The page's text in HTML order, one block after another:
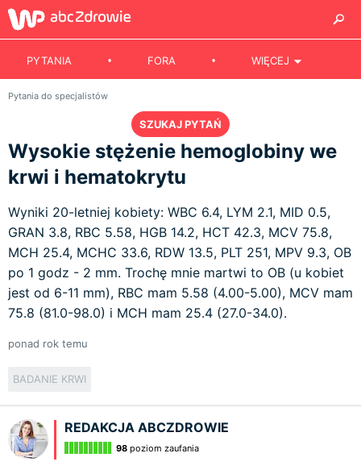
PYTANIA FORA WIĘCEJ
Pytania do specjalistów
SZUKAJ PYTAŃ
Wysokie stężenie hemoglobiny we
krwi i hematokrytu
Wyniki 20-letniej kobiety: WBC 6.4, LYM 2.1, MID 0.5,
GRAN 3.8, RBC 5.58, HGB 14.2, HCT 42.3, MCV 75.8,
MCH 25.4, MCHC 33.6, RDW 13.5, PLT 251, MPV 9.3, OB
po 1 godz - 2 mm. Trochę mnie martwi to OB (u kobiet
jest od 6-11 mm), RBC mam 5.58 (4.00-5.00), MCV mam
75.8 (81.0-98.0) i MCH mam 25.4 (27.0-34.0).
ponad rok temu
BADANIE KRWI
REDAKCJA ABCZDROWIE
98 poziom zaufania